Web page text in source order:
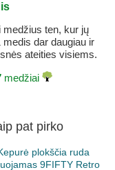
medžius ten, kur jų
medis dar daugiau ir
ateities visiems.
medžiai
pat pirko